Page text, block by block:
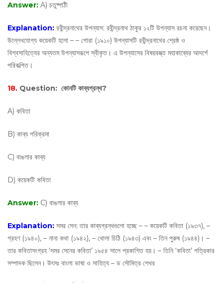
Answer: A) চতুষ্পাঠী
Explanation: রবীন্দ্রনাথের উপন্যাস: রবীন্দ্রনাথ ঠাকুর ১২টি উপন্যাস রচনা করেছেন।
উল্লেখযোগ্য কয়েকটি হলো – – গোরা (১৯১০) উপন্যাসটি রবীন্দ্রনাথের শ্রেষ্ঠ ও
বিশ্বসাহিত্যের অন্যতম উপন্যাসরূপে স্বীকৃত। এ উপন্যাসের বিষয়বস্ত্ত মহাকাব্যের আদর্শে
পরিকল্পিত।
18. Question: কোনটি কাব্যগ্রন্থ?
A) কবিতা
B) কাব্য পরিক্রমা
C) বাঙলার কাব্য
D) কয়েকটি কবিতা
Answer: C) বাঙলার কাব্য
Explanation: সমর সেন: তার কাব্যগ্রন্থগুলো হচ্ছে – – কয়েকটি কবিতা (১৯৩৭), –
গ্রহণ (১৯৪০), – নানা কথা (১৯৪২), – খোলা চিঠি (১৯৪৩) এবং – তিন পুরুষ (১৯৪৪)। –
তার কবিতাসংগ্রহ ‘সমর সেনের কবিতা’ ১৯৫৪ সালে প্রকাশিত হয়। – তিনি ‘কবিতা’ পত্রিকার
সম্পাদক ছিলেন। উৎসঃ বাংলা ভাষা ও সাহিত্য – ড সৌমিত্র শেখর